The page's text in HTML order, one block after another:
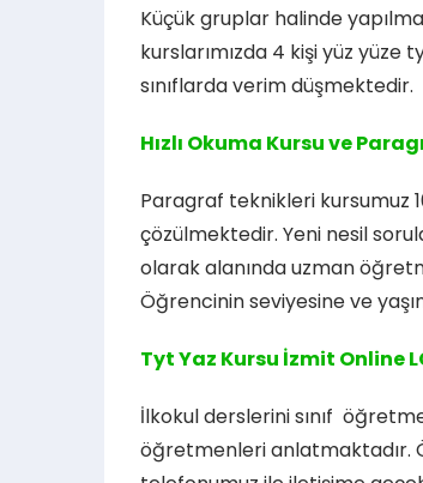
Küçük gruplar halinde
kurslarımızda 4 kişi yüz yüze
sınıflarda verim düşmektedir.
Hızlı Okuma Kursu ve
Paragraf teknikleri kursumuz
çözülmektedir. Yeni nesil
olarak alanında uzman
Öğrencinin seviyesine ve
Tyt Yaz Kursu İzmit Online
İlkokul derslerini sınıf
öğretmenleri anlatmaktadır.